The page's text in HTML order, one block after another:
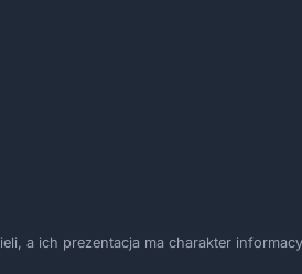
a ich prezentacja ma charakter